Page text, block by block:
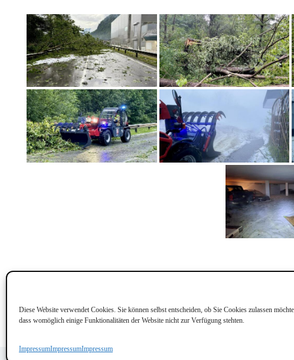
Diese Website verwendet Cookies. Sie können selbst entscheiden, ob Sie Cookies zulassen
dass womöglich einige Funktionalitäten der Website nicht zur Verfügung stehten.
ImpressumImpressumImpressum
Impressum